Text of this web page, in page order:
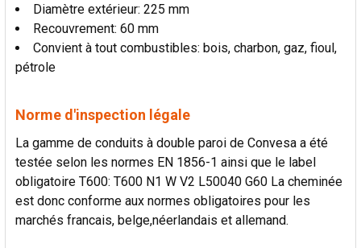
Diamètre extérieur: 225 mm
Recouvrement: 60 mm
Convient à tout combustibles: bois, charbon, gaz, fioul,
pétrole
Norme d'inspection légale
La gamme de conduits à double paroi de Convesa a été
testée selon les normes EN 1856-1 ainsi que le label
obligatoire T600: T600 N1 W V2 L50040 G60 La cheminée
est donc conforme aux normes obligatoires pour les
marchés francais, belge,néerlandais et allemand.